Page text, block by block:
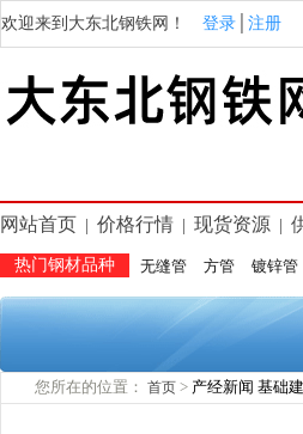
欢迎来到大东北钢铁网！ 登录 注册
网站首页 价格行情 现货资源
热门钢材品种 无缝管 方管 镀锌管
您所在的位置： 首页 > 产经新闻 基础